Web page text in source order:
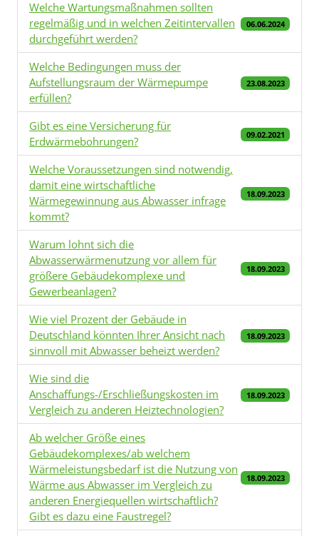
Welche Wartungsmaßnahmen sollten
regelmäßig und in welchen Zeitintervallen
durchgeführt werden?
06.06.2024
Welche Bedingungen muss der
Aufstellungsraum der Wärmepumpe
erfüllen?
23.08.2023
Gibt es eine Versicherung für
Erdwärmebohrungen?
09.02.2021
Welche Voraussetzungen sind notwendig,
damit eine wirtschaftliche
Wärmegewinnung aus Abwasser infrage
kommt?
18.09.2023
Warum lohnt sich die
Abwasserwärmenutzung vor allem für
größere Gebäudekomplexe und
Gewerbeanlagen?
18.09.2023
Wie viel Prozent der Gebäude in
Deutschland könnten Ihrer Ansicht nach
sinnvoll mit Abwasser beheizt werden?
18.09.2023
Wie sind die
Anschaffungs-/Erschließungskosten im
Vergleich zu anderen Heiztechnologien?
18.09.2023
Ab welcher Größe eines
Gebäudekomplexes/ab welchem
Wärmeleistungsbedarf ist die Nutzung von
Wärme aus Abwasser im Vergleich zu
anderen Energiequellen wirtschaftlich?
Gibt es dazu eine Faustregel?
18.09.2023